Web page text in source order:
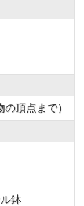
頂点まで）
ル鉢